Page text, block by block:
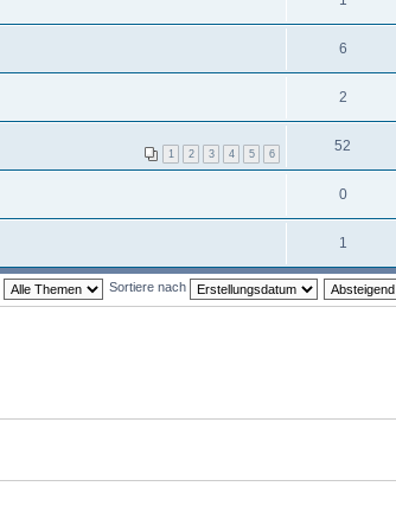
6
2
1 2 3 4 5 6 52
0
1
Sortiere nach